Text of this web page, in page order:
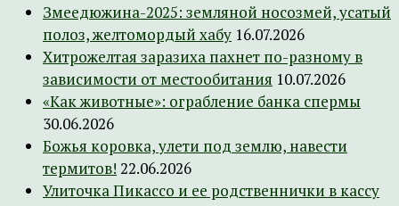
Змеедюжина-2025: земляной носозмей, усатый
полоз, желтомордый хабу 16.07.2026
Хитрожелтая заразиха пахнет по-разному в
зависимости от местообитания 10.07.2026
«Как животные»: ограбление банка спермы
30.06.2026
Божья коровка, улети под землю, навести
термитов! 22.06.2026
Улиточка Пикассо и ее родственнички в кассу